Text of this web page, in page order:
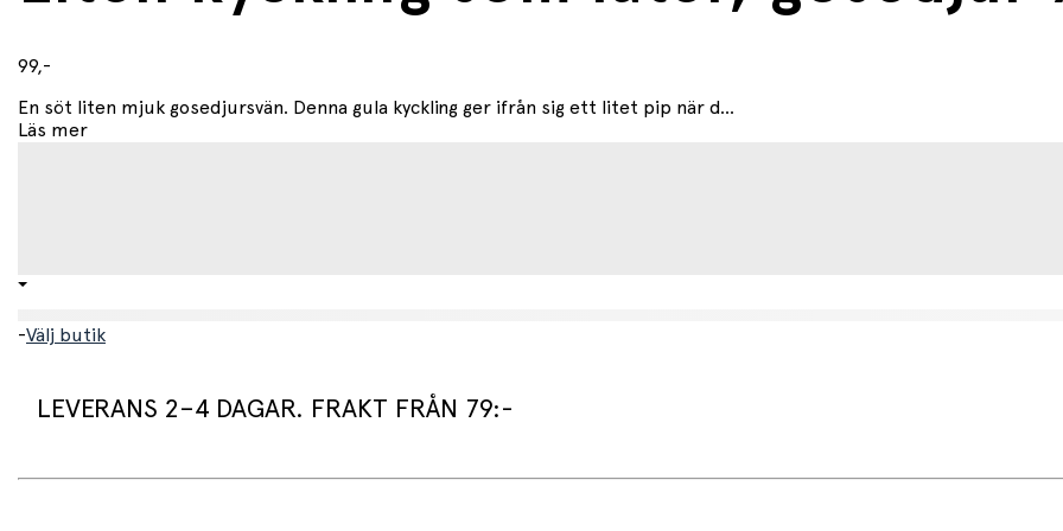
99,-
En söt liten mjuk gosedjursvän. Denna gula kyckling ger ifrån sig ett litet pip när d...
Läs mer
-Välj butik
LEVERANS 2–4 DAGAR. FRAKT FRÅN 79:-